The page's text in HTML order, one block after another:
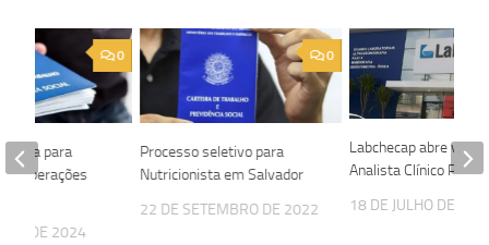
0
Processo seletivo para
Nutricionista em Salvador
22 DE SETEMBRO DE 2022
Labchecap abre
Analista Clínico PL
18 DE JULHO DE
0
vaga para
Operações
DE 2024